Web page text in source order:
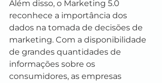
Além disso, o Marketing 5.0
reconhece a importância dos
dados na tomada de decisões de
marketing. Com a disponibilidade
de grandes quantidades de
informações sobre os
consumidores, as empresas